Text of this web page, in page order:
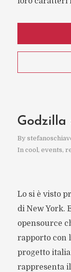
Godzilla
By
In cool, events,
Lo si è visto
di New York.
opensource
rapporto con
progetto
rappresenta